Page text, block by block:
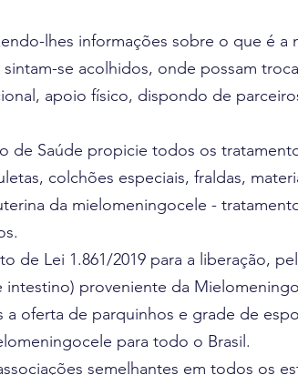
lhes informações sobre o que é
se acolhidos, onde possam
apoio físico, dispondo de
de Saúde propicie todos os
colchões especiais, fraldas,
da mielomeningocele -
de Lei 1.861/2019 para a liberação,
intestino) proveniente da
oferta de parquinhos e grade de
para todo o Brasil.
semelhantes em todos os